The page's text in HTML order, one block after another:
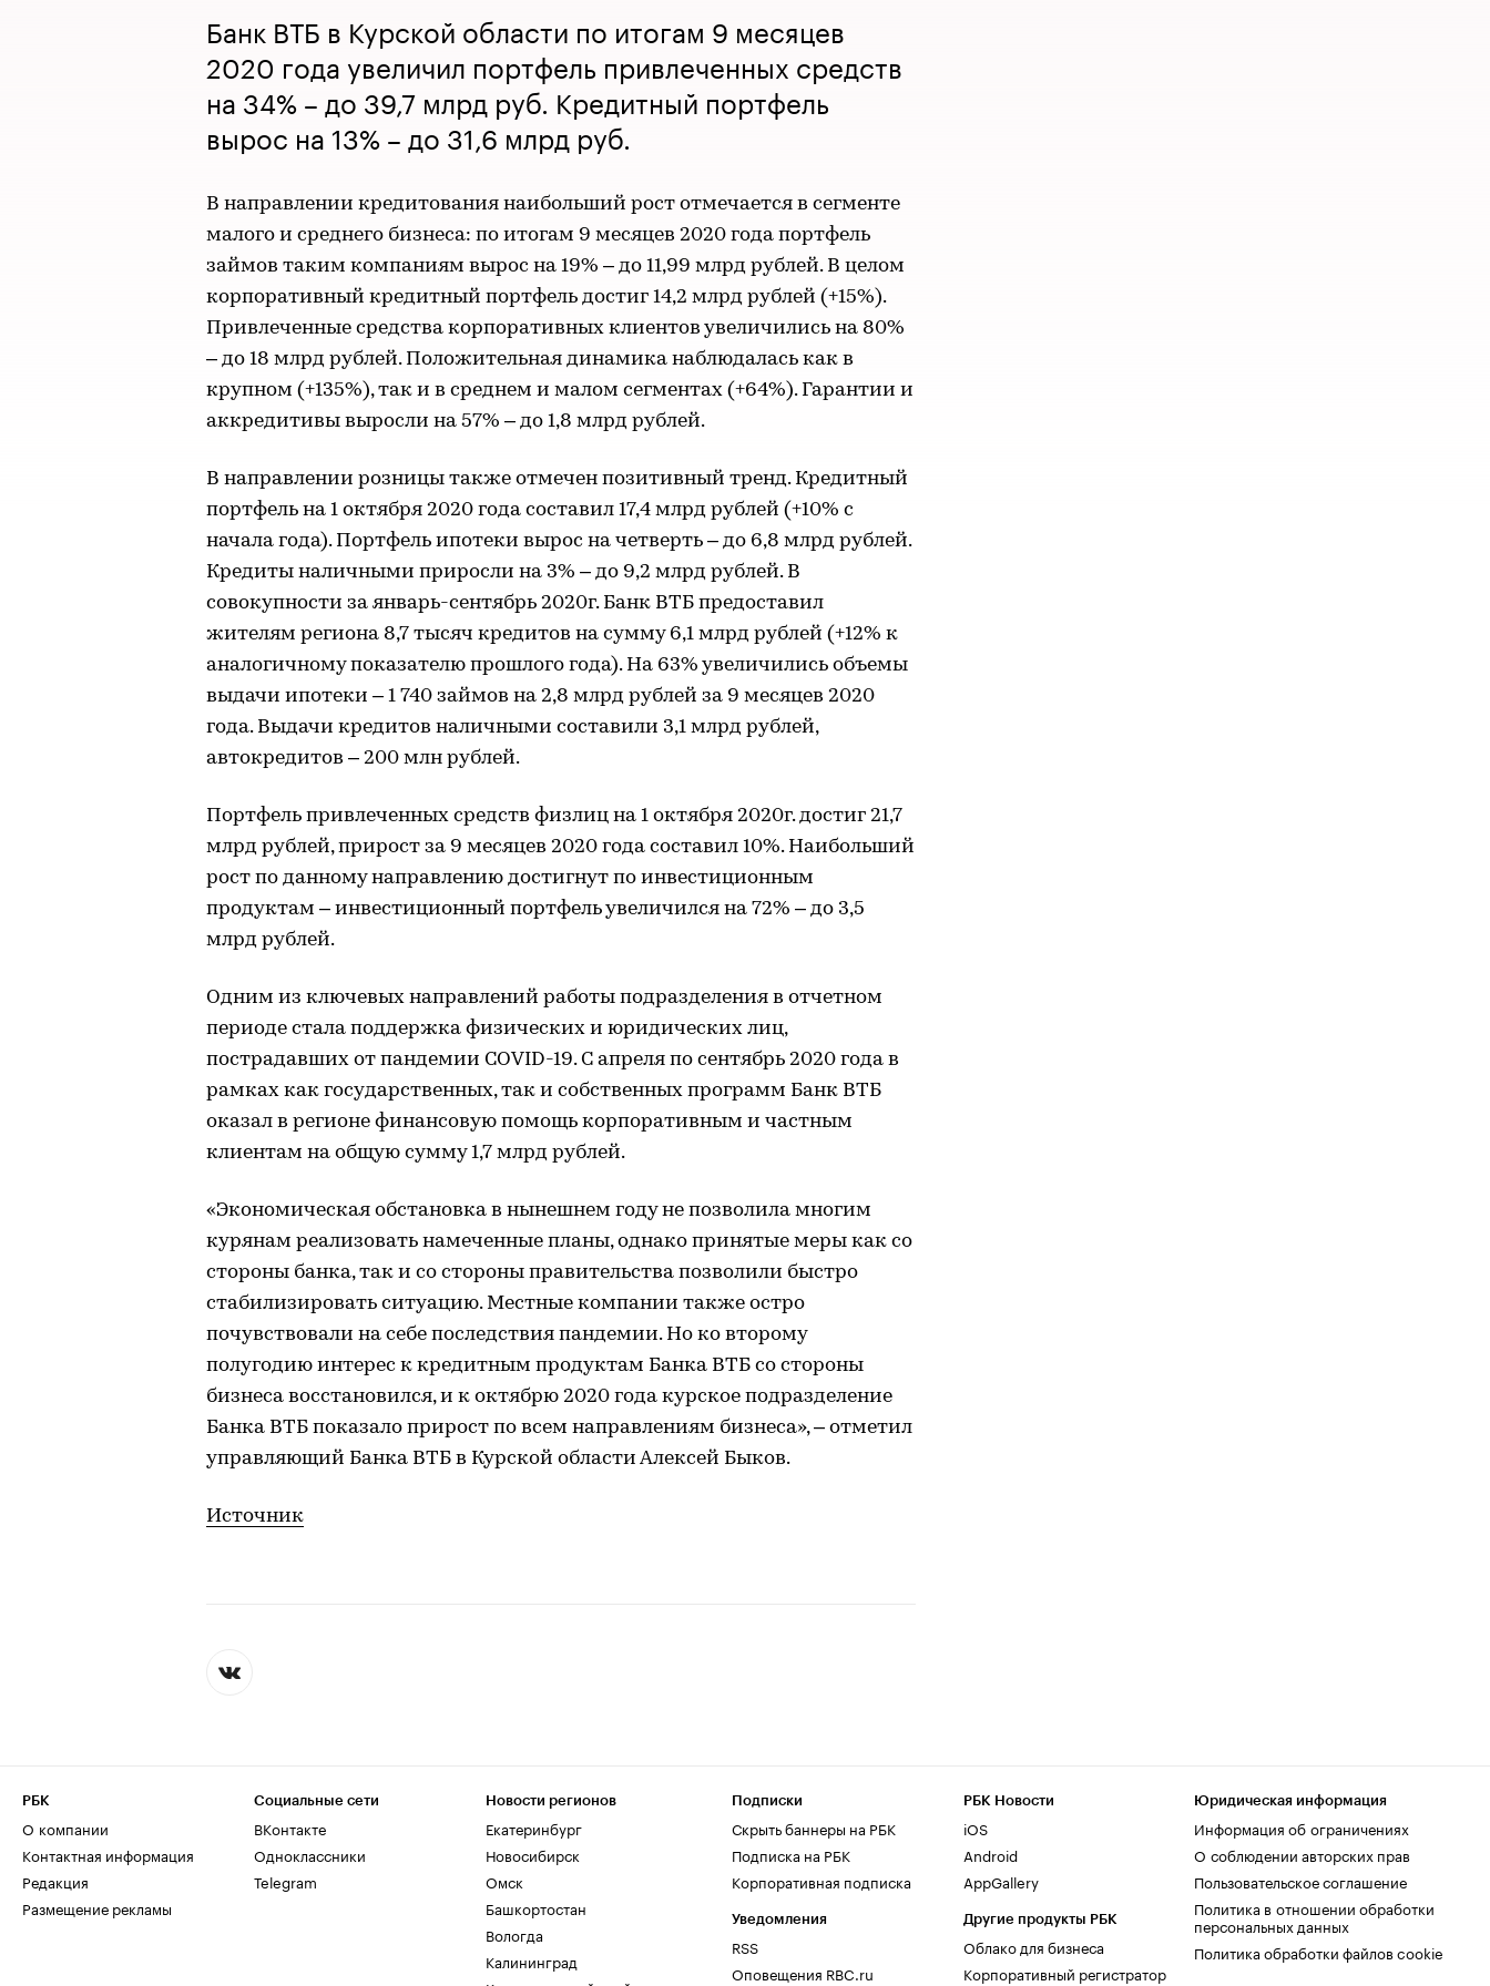
Банк ВТБ в Курской области по итогам 9 месяцев
2020 года увеличил портфель привлеченных средств
на 34% – до 39,7 млрд руб. Кредитный портфель
вырос на 13% – до 31,6 млрд руб.
В направлении кредитования наибольший рост отмечается в сегменте
малого и среднего бизнеса: по итогам 9 месяцев 2020 года портфель
займов таким компаниям вырос на 19% – до 11,99 млрд рублей. В целом
корпоративный кредитный портфель достиг 14,2 млрд рублей (+15%).
Привлеченные средства корпоративных клиентов увеличились на 80%
– до 18 млрд рублей. Положительная динамика наблюдалась как в
крупном (+135%), так и в среднем и малом сегментах (+64%). Гарантии и
аккредитивы выросли на 57% – до 1,8 млрд рублей.
В направлении розницы также отмечен позитивный тренд. Кредитный
портфель на 1 октября 2020 года составил 17,4 млрд рублей (+10% с
начала года). Портфель ипотеки вырос на четверть – до 6,8 млрд рублей.
Кредиты наличными приросли на 3% – до 9,2 млрд рублей. В
совокупности за январь-сентябрь 2020г. Банк ВТБ предоставил
жителям региона 8,7 тысяч кредитов на сумму 6,1 млрд рублей (+12% к
аналогичному показателю прошлого года). На 63% увеличились объемы
выдачи ипотеки – 1 740 займов на 2,8 млрд рублей за 9 месяцев 2020
года. Выдачи кредитов наличными составили 3,1 млрд рублей,
автокредитов – 200 млн рублей.
Портфель привлеченных средств физлиц на 1 октября 2020г. достиг 21,7
млрд рублей, прирост за 9 месяцев 2020 года составил 10%. Наибольший
рост по данному направлению достигнут по инвестиционным
продуктам – инвестиционный портфель увеличился на 72% – до 3,5
млрд рублей.
Одним из ключевых направлений работы подразделения в отчетном
периоде стала поддержка физических и юридических лиц,
пострадавших от пандемии COVID-19. С апреля по сентябрь 2020 года в
рамках как государственных, так и собственных программ Банк ВТБ
оказал в регионе финансовую помощь корпоративным и частным
клиентам на общую сумму 1,7 млрд рублей.
«Экономическая обстановка в нынешнем году не позволила многим
курянам реализовать намеченные планы, однако принятые меры как со
стороны банка, так и со стороны правительства позволили быстро
стабилизировать ситуацию. Местные компании также остро
почувствовали на себе последствия пандемии. Но ко второму
полугодию интерес к кредитным продуктам Банка ВТБ со стороны
бизнеса восстановился, и к октябрю 2020 года курское подразделение
Банка ВТБ показало прирост по всем направлениям бизнеса», – отметил
управляющий Банка ВТБ в Курской области Алексей Быков.
Источник
РБК
О компании
Контактная информация
Редакция
Размещение рекламы
Социальные сети
ВКонтакте
Одноклассники
Telegram
Новости регионов
Екатеринбург
Новосибирск
Омск
Башкортостан
Вологда
Калининград
Подписки
Скрыть баннеры на РБК
Подписка на РБК
Корпоративная подписка
Уведомления
RSS
Оповещения RBC.ru
РБК Новости
iOS
Android
AppGallery
Другие продукты РБК
Облако для бизнеса
Корпоративный регистратор
Юридическая информация
Информация об ограничениях
О соблюдении авторских прав
Пользовательское соглашение
Политика в отношении обработки
персональных данных
Политика обработки файлов cookie